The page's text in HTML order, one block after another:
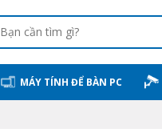
MÁY TÍNH ĐỂ BÀN PC